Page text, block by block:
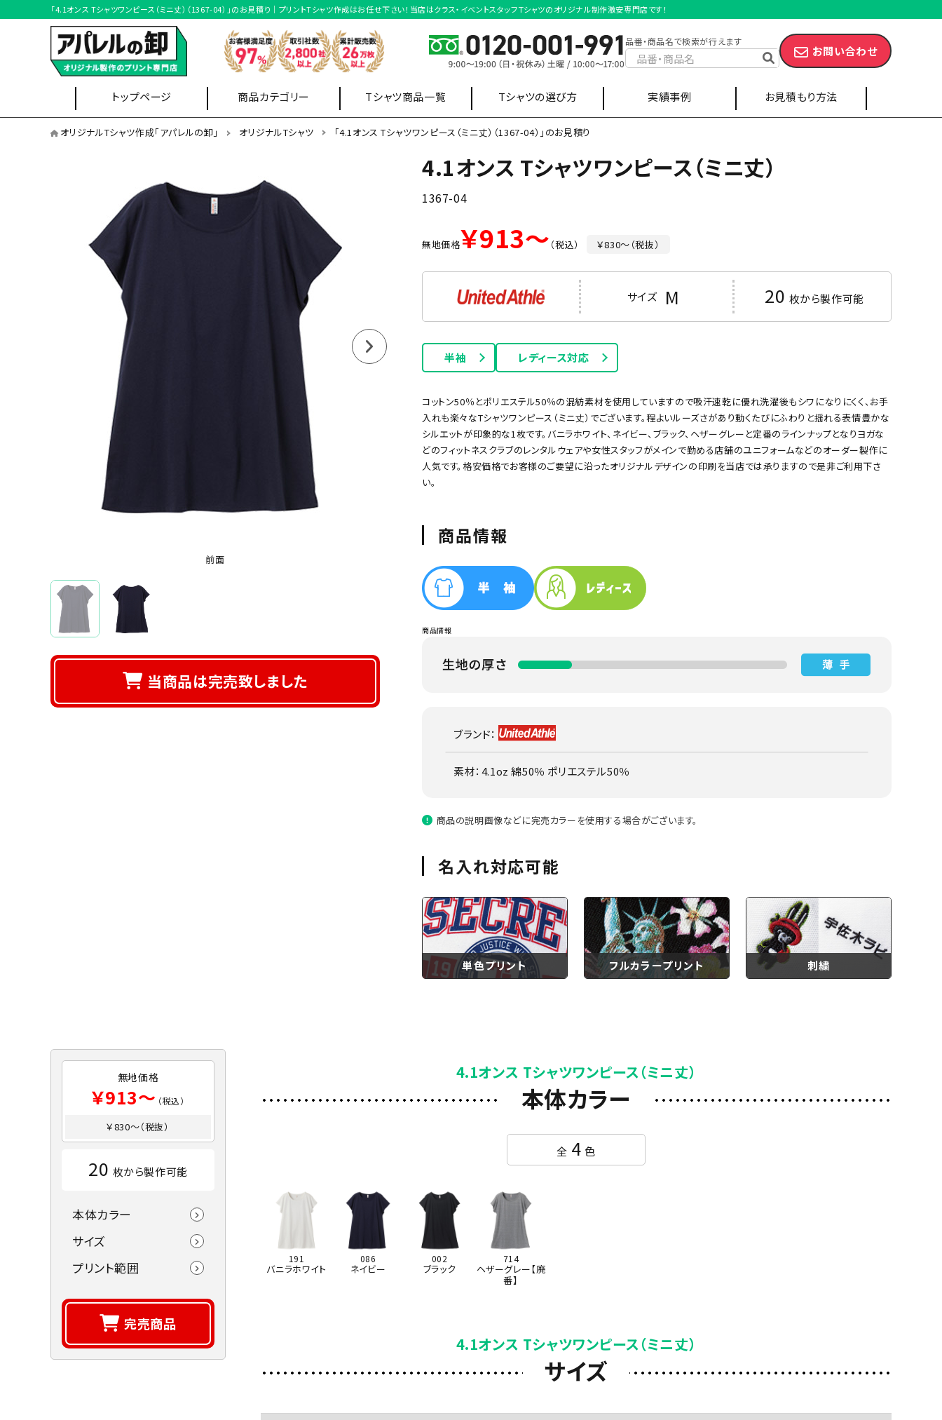
「4.1オンス Tシャツワンピース（ミニ丈）（1367-04）」のお見積り｜プリントTシャツ作成はお任せ下さい！当店はクラス・イベントスタッフＴシャツのオリジナル制作激安専門店です！
品番・商品名で検索が行えます
お問い合わせ
トップページ 商品カテゴリー
Tシャツ ブルゾン
スウェット・
パーカー
Tシャツ商品一覧
Tシャツの選び方
オフィス制服 スポーツ・サークル
クラスTシャツ 販売用
オリジナルTシャツを形状から選ぶ
半袖Tシャツ タンクトップ
オリジナルTシャツを機能から選ぶ
オリジナルTシャツを本体カラーから選ぶ
グレー
ポケット付きTシャツ 厚手Tシャツ
ブランドから選ぶ
実績事例 お見積もり方法
オリジナルTシャツ作成「アパレルの卸」 オリジナルTシャツ 「4.1オンス Tシャツワンピース（ミニ丈）（1367-04）」のお見積り
前面
当商品は完売致しました
4.1オンス Tシャツワンピース（ミニ丈）
1367-04
無地価格￥913～ （税込） ￥830～（税抜）
サイズ M 20 枚から製作可能
半袖 レディース対応
コットン50％とポリエステル50％の混紡素材を使用していますので吸汗速乾に優れ洗濯後もシワになりにくく、お手
入れも楽々なTシャツワンピース（ミニ丈）でございます。程よいルーズさがあり動くたびにふわりと揺れる表情豊かな
シルエットが印象的な1枚です。バニラホワイト、ネイビー、ブラック、ヘザーグレーと定番のラインナップとなりヨガな
どのフィットネスクラブのレンタルウェアや女性スタッフがメインで勤める店舗のユニフォームなどのオーダー製作に
人気です。格安価格でお客様のご要望に沿ったオリジナルデザインの印刷を当店では承りますので是非ご利用下さ
い。
商品情報
商品情報
ブランド：
素材：4.1oz 綿50％ ポリエステル50％
商品の説明画像などに完売カラーを使用する場合がございます。
名入れ対応可能
単色プリント フルカラープリント 刺繍
無地価格
￥913～ （税込）
￥830～（税抜）
20 枚から製作可能
本体カラー
サイズ
プリント範囲
完売商品
4.1オンス Tシャツワンピース（ミニ丈）
本体カラー
全 4 色
191
バニラホワイト
086
ネイビー
002
ブラック
714
ヘザーグレー【廃
番】
4.1オンス Tシャツワンピース（ミニ丈）
サイズ